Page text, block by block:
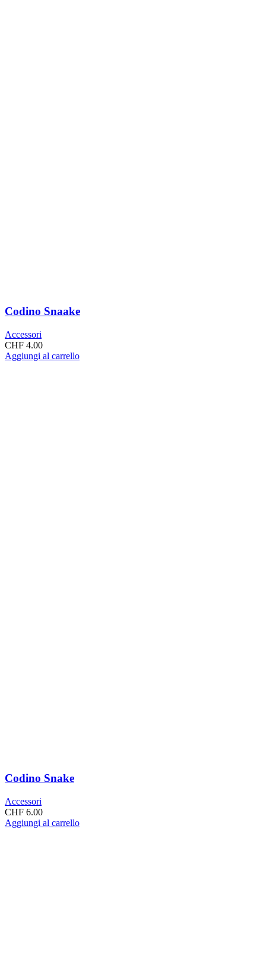
Codino Snaake
Accessori
CHF 4.00
Aggiungi al carrello
Codino Snake
Accessori
CHF 6.00
Aggiungi al carrello